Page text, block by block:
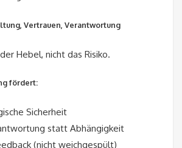
Vertrauen, Verantwortung
Hebel, nicht das Risiko.
fördert:
Sicherheit
statt Abhängigkeit
(nicht weichgespült)